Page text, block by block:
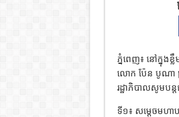
ភ្នំពេញ៖ នៅក្នុងខ្
លោក ប៉ែន បូណា ប្រ
រដ្ឋាភិបាលសូមបន្ត
ទី១៖ សម្តេចមហា